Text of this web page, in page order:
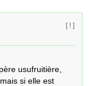
[ ! ]
usufruitière,
si elle est